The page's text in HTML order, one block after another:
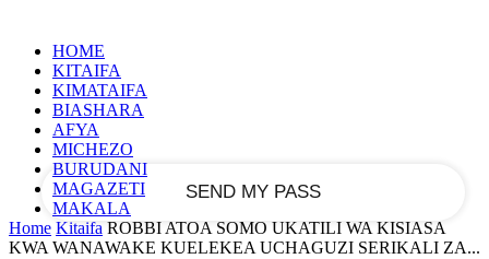
HOME
KITAIFA
KIMATAIFA
BIASHARA
AFYA
MICHEZO
BURUDANI
MAGAZETI
MAKALA
Home Kitaifa ROBBI ATOA SOMO UKATILI WA KISIASA
KWA WANAWAKE KUELEKEA UCHAGUZI SERIKALI ZA...